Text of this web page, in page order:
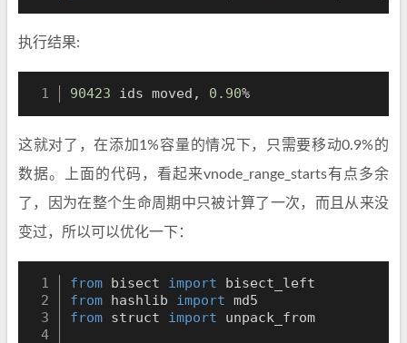
执行结果:
90423 ids moved, 0.90%
这就对了，在添加1%容量的情况下，只需要移动0.9%的
数据。上面的代码，看起来vnode_range_starts有点多余
了，因为在整个生命周期中只被计算了一次，而且从来没
变过，所以可以优化一下：
from bisect import
from hashlib import
from struct import unpack_from